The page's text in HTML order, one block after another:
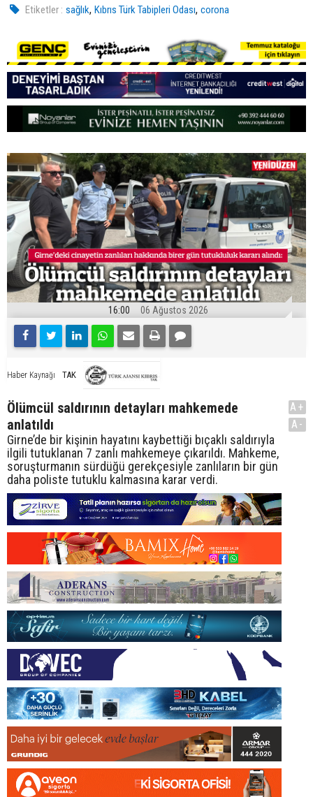
Etiketler : sağlık,Kıbrıs Türk Tabipleri Odası,corona
16:00 06 Ağustos 2026
Haber Kaynağı TAK
Ölümcül saldırının detayları mahkemede
anlatıldı
Girne’de bir kişinin hayatını kaybettiği bıçaklı saldırıyla
ilgili tutuklanan 7 zanlı mahkemeye çıkarıldı. Mahkeme,
soruşturmanın sürdüğü gerekçesiyle zanlıların bir gün
daha poliste tutuklu kalmasına karar verdi.
A+
A-